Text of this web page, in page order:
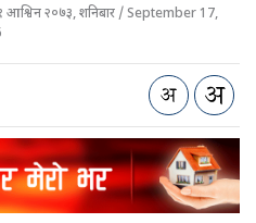
आश्विन २०७३, शनिबार / September 17,